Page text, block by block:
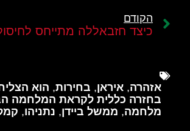
הקודם
אזהרה, איראן, בחירות, הוא
בחזרה כללית לקראת המלחמה
מלחמה, ממשל ביידן, נתניהו,